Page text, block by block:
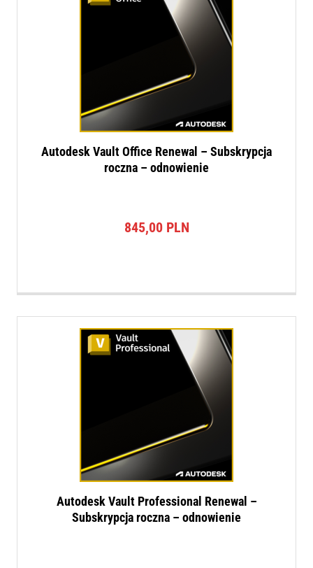
Autodesk Vault Office Renewal – Subskrypcja
roczna – odnowienie
845,00 PLN
Autodesk Vault Professional Renewal –
Subskrypcja roczna – odnowienie